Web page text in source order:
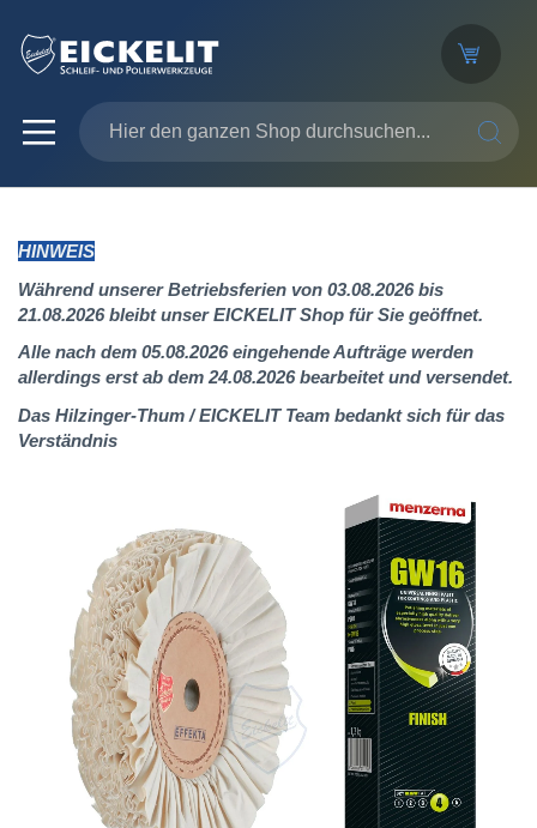
SUCHE
HINWEIS
Während unserer Betriebsferien von 03.08.2026 bis
21.08.2026 bleibt unser EICKELIT Shop für Sie geöffnet.
Alle nach dem 05.08.2026 eingehende Aufträge werden
allerdings erst ab dem 24.08.2026 bearbeitet und versendet.
Das Hilzinger-Thum / EICKELIT Team bedankt sich für das
Verständnis
Bildergalerie